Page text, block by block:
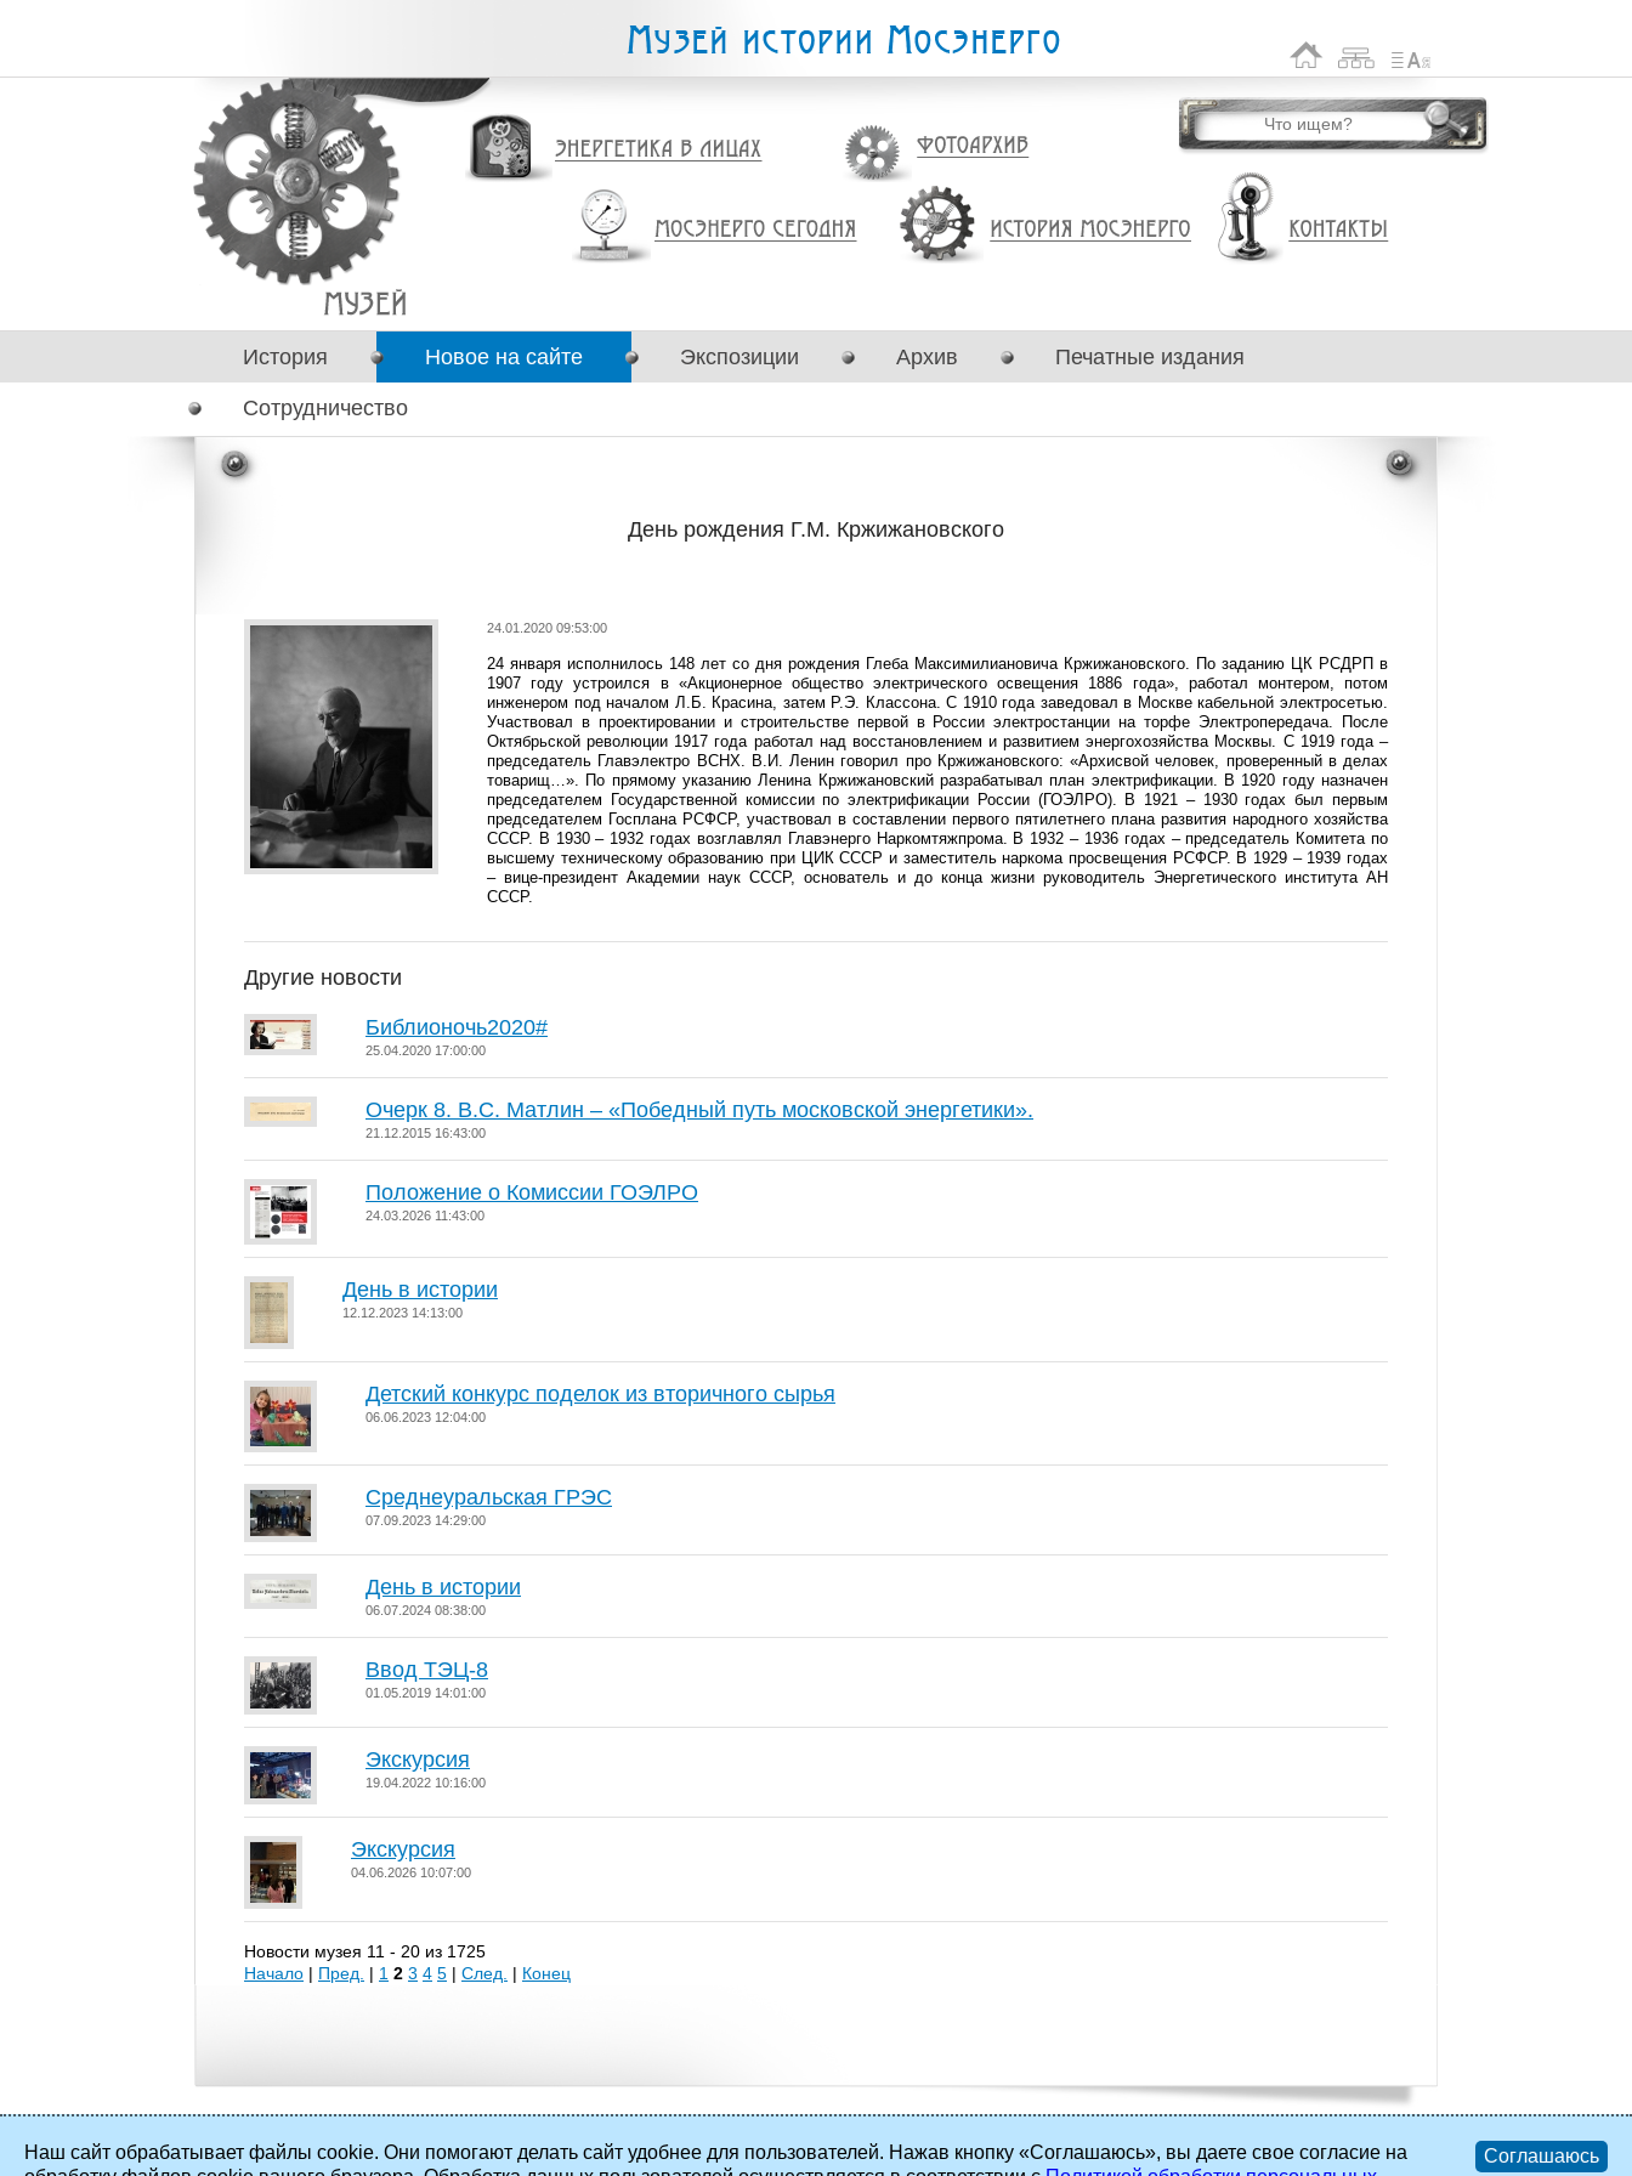
История Новое на сайте Экспозиции Архив Печатные издания
Сотрудничество
День рождения Г.М. Кржижановского
24.01.2020 09:53:00
24 января исполнилось 148 лет со дня рождения Глеба Максимилиановича Кржижановского. По заданию ЦК РСДРП в
1907 году устроился в «Акционерное общество электрического освещения 1886 года», работал монтером, потом
инженером под началом Л.Б. Красина, затем Р.Э. Классона. С 1910 года заведовал в Москве кабельной электросетью.
Участвовал в проектировании и строительстве первой в России электростанции на торфе Электропередача. После
Октябрьской революции 1917 года работал над восстановлением и развитием энергохозяйства Москвы. С 1919 года –
председатель Главэлектро ВСНХ. В.И. Ленин говорил про Кржижановского: «Архисвой человек, проверенный в делах
товарищ…». По прямому указанию Ленина Кржижановский разрабатывал план электрификации. В 1920 году назначен
председателем Государственной комиссии по электрификации России (ГОЭЛРО). В 1921 – 1930 годах был первым
председателем Госплана РСФСР, участвовал в составлении первого пятилетнего плана развития народного хозяйства
СССР. В 1930 – 1932 годах возглавлял Главэнерго Наркомтяжпрома. В 1932 – 1936 годах – председатель Комитета по
высшему техническому образованию при ЦИК СССР и заместитель наркома просвещения РСФСР. В 1929 – 1939 годах
– вице-президент Академии наук СССР, основатель и до конца жизни руководитель Энергетического института АН
СССР.
Другие новости
Библионочь2020#
25.04.2020 17:00:00
Очерк 8. В.С. Матлин – «Победный путь московской энергетики».
21.12.2015 16:43:00
Положение о Комиссии ГОЭЛРО
24.03.2026 11:43:00
День в истории
12.12.2023 14:13:00
Детский конкурс поделок из вторичного сырья
06.06.2023 12:04:00
Среднеуральская ГРЭС
07.09.2023 14:29:00
День в истории
06.07.2024 08:38:00
Ввод ТЭЦ-8
01.05.2019 14:01:00
Экскурсия
19.04.2022 10:16:00
Экскурсия
04.06.2026 10:07:00
Новости музея 11 - 20 из 1725
Начало | Пред. | 1 2 3 4 5 | След. | Конец
Наш сайт обрабатывает файлы cookie. Они помогают делать сайт удобнее для пользователей. Нажав кнопку «Соглашаюсь», вы даете свое согласие на
Соглашаюсь